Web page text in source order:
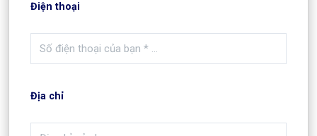
Điện thoại
Địa chỉ